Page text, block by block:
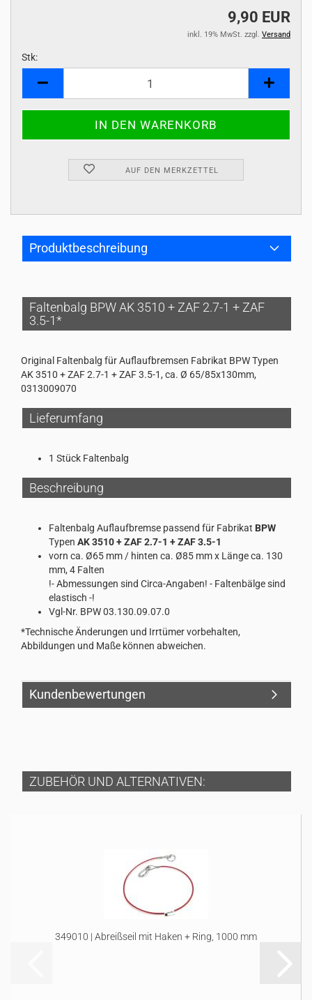
9,90 EUR
inkl. 19% MwSt. zzgl. Versand
Stk:
AUF DEN MERKZETTEL
Produktbeschreibung
Faltenbalg BPW AK 3510 + ZAF 2.7-1 + ZAF
3.5-1*
Original Faltenbalg für Auflaufbremsen Fabrikat BPW Typen
AK 3510 + ZAF 2.7-1 + ZAF 3.5-1, ca. Ø 65/85x130mm,
0313009070
Lieferumfang
1 Stück Faltenbalg
Beschreibung
Faltenbalg Auflaufbremse passend für Fabrikat BPW
Typen AK 3510 + ZAF 2.7-1 + ZAF 3.5-1
vorn ca. Ø65 mm / hinten ca. Ø85 mm x Länge ca. 130
mm, 4 Falten
!- Abmessungen sind Circa-Angaben! - Faltenbälge sind
elastisch -!
Vgl-Nr. BPW 03.130.09.07.0
*Technische Änderungen und Irrtümer vorbehalten,
Abbildungen und Maße können abweichen.
Kundenbewertungen
ZUBEHÖR UND ALTERNATIVEN:
349010 | Abreißseil mit Haken + Ring, 1000 mm